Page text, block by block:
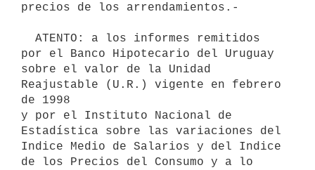
precios de los arrendamientos.-
por el Banco Hipotecario del Uruguay
sobre el valor de la Unidad
Reajustable (U.R.) vigente en febrero
de 1998
y por el Instituto Nacional de
Estadística sobre las variaciones del
Indice Medio de Salarios y del Indice
de los Precios del Consumo y a lo